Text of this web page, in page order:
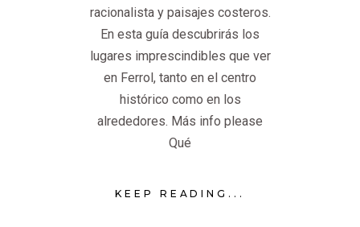
racionalista y paisajes costeros.
En esta guía descubrirás los
lugares imprescindibles que ver
en Ferrol, tanto en el centro
histórico como en los
alrededores. Más info please
Qué
KEEP READING...